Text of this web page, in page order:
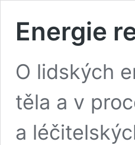
Energie
O lidských
těla a v
a